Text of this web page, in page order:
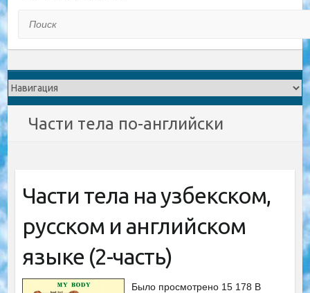
Части тела по-английски
Части тела на узбекском,
русском и английском
языке (2-часть)
Было просмотрено 15 178 В